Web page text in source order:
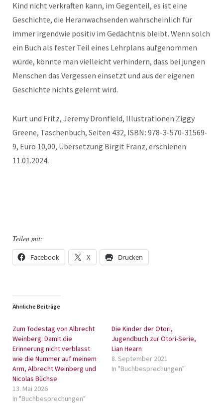
Kind nicht verkraften kann, im Gegenteil, es ist eine
Geschichte, die Heranwachsenden wahrscheinlich für
immer irgendwie positiv im Gedächtnis bleibt. Wenn solch
ein Buch als fester Teil eines Lehrplans aufgenommen
würde, könnte man vielleicht verhindern, dass bei jungen
Menschen das Vergessen einsetzt und aus der eigenen
Geschichte nichts gelernt wird.
Kurt und Fritz, Jeremy Dronfield, Illustrationen Ziggy
Greene, Taschenbuch, Seiten 432, ISBN: 978-3-570-31569-
9, Euro 10,00, Übersetzung Birgit Franz, erschienen
11.01.2024.
Teilen mit:
Facebook X Drucken
Ähnliche Beiträge
Zum Todestag von Albrecht
Weinberg: Damit die
Erinnerung nicht verblasst
wie die Nummer auf meinem
Arm, Albrecht Weinberg und
Nicolas Büchse
13. Mai 2026
In "Buchbesprechungen"
Die Kinder der Otori,
Jugendbuch zur Otori-Serie,
Lian Hearn
8. September 2021
In "Buchbesprechungen"